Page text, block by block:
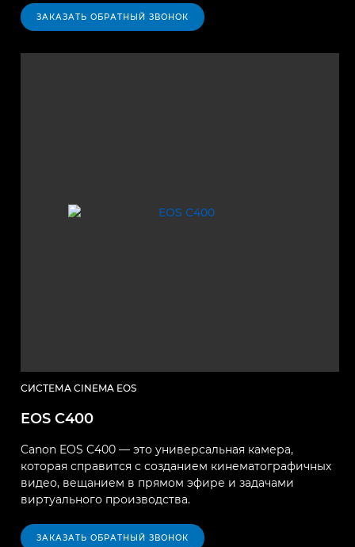
ЗАКАЗАТЬ ОБРАТНЫЙ ЗВОНОК
СИСТЕМА CINEMA EOS
EOS C400
Canon EOS C400 — это универсальная камера,
которая справится с созданием кинематографичных
видео, вещанием в прямом эфире и задачами
виртуального производства.
ЗАКАЗАТЬ ОБРАТНЫЙ ЗВОНОК